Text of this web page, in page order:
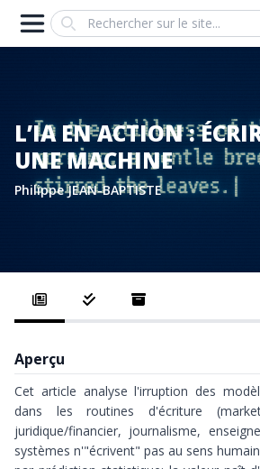
Search
L’IA EN ACTION :
UNE MACHINE
Philippe JEAN-BAPTISTE
Aperçu
Cet article analyse l'irruption des
dans les routines d'écriture
juridique/financier, journalisme,
systèmes n'"écrivent" pas au sens